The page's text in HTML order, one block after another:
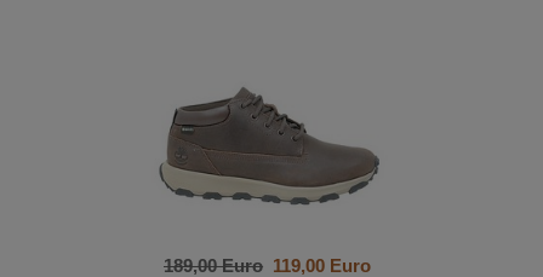
189,00 Euro 119,00 Euro